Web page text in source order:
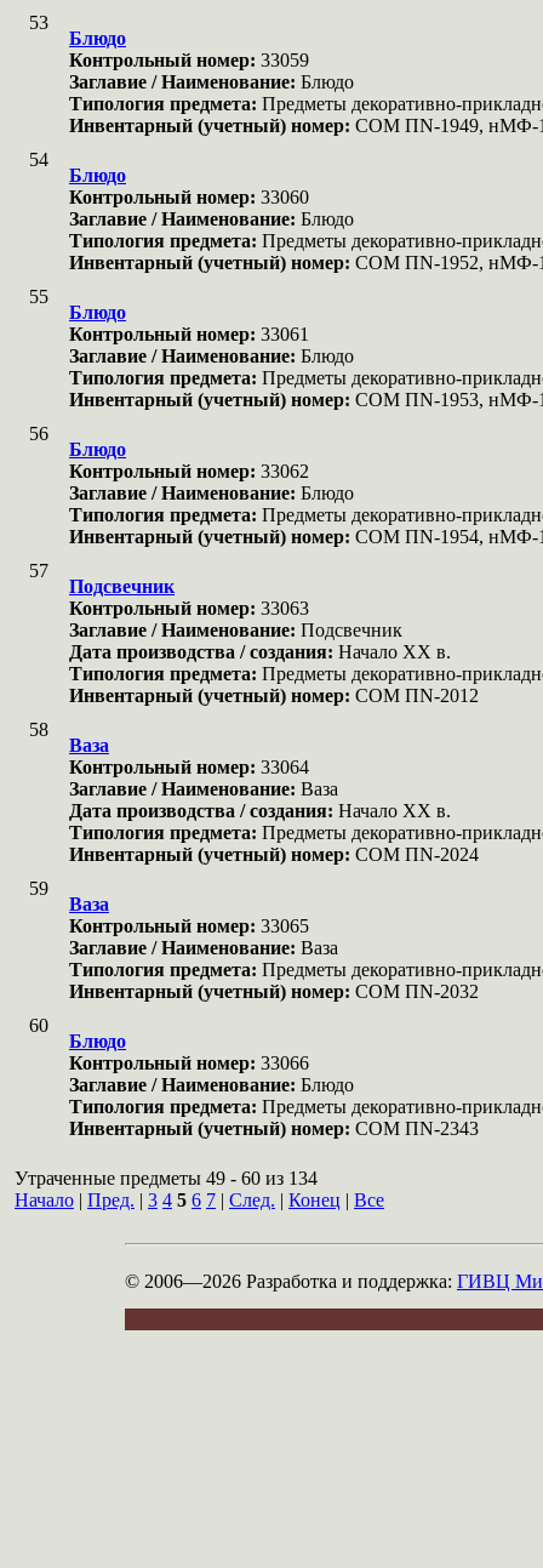
53
Блюдо
Контрольный номер: 33059
Заглавие / Наименование: Блюдо
Типология предмета: Предметы декоративно-
Инвентарный (учетный) номер: COM ПN-1949, нМФ-
54
Блюдо
Контрольный номер: 33060
Заглавие / Наименование: Блюдо
Типология предмета: Предметы декоративно-
Инвентарный (учетный) номер: COM ПN-1952, нМФ-
55
Блюдо
Контрольный номер: 33061
Заглавие / Наименование: Блюдо
Типология предмета: Предметы декоративно-
Инвентарный (учетный) номер: COM ПN-1953, нМФ-
56
Блюдо
Контрольный номер: 33062
Заглавие / Наименование: Блюдо
Типология предмета: Предметы декоративно-
Инвентарный (учетный) номер: COM ПN-1954, нМФ-
57
Подсвечник
Контрольный номер: 33063
Заглавие / Наименование: Подсвечник
Дата производства / создания: Начало XX в.
Типология предмета: Предметы декоративно-
Инвентарный (учетный) номер: COM ПN-2012
58
Ваза
Контрольный номер: 33064
Заглавие / Наименование: Ваза
Дата производства / создания: Начало XX в.
Типология предмета: Предметы декоративно-
Инвентарный (учетный) номер: COM ПN-2024
59
Ваза
Контрольный номер: 33065
Заглавие / Наименование: Ваза
Типология предмета: Предметы декоративно-
Инвентарный (учетный) номер: COM ПN-2032
60
Блюдо
Контрольный номер: 33066
Заглавие / Наименование: Блюдо
Типология предмета: Предметы декоративно-
Инвентарный (учетный) номер: COM ПN-2343
Утраченные предметы 49 - 60 из 134
Начало | Пред. | 3 4 5 6 7 | След. | Конец | Все
© 2006—2026 Разработка и поддержка: ГИВЦ